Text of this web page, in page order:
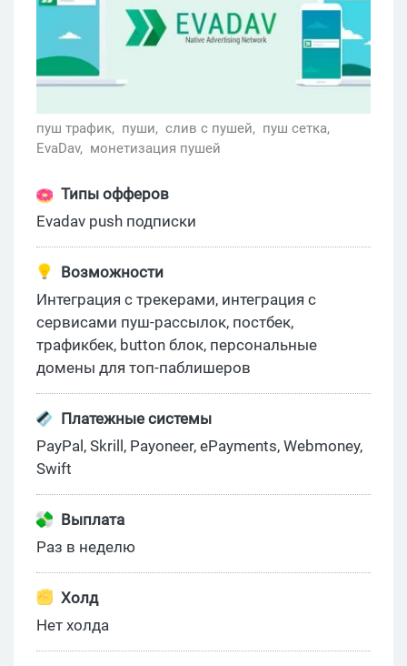
пуш трафик, пуши, слив с пушей, пуш сетка,
EvaDav, монетизация пушей
Типы офферов
Evadav push подписки
Возможности
Интеграция с трекерами, интеграция с
сервисами пуш-рассылок, постбек,
трафикбек, button блок, персональные
домены для топ-паблишеров
Платежные системы
PayPal, Skrill, Payoneer, ePayments, Webmoney,
Swift
Выплата
Раз в неделю
Холд
Нет холда